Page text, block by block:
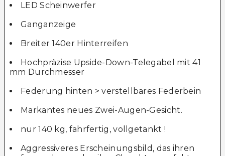
LED Scheinwerfer
Ganganzeige
Breiter 140er Hinterreifen
Hochpräzise Upside-Down-Telegabel mit 41
mm Durchmesser
Federung hinten > verstellbares Federbein
Markantes neues Zwei-Augen-Gesicht.
nur 140 kg, fahrfertig, vollgetankt !
Aggressiveres Erscheinungsbild, das ihren